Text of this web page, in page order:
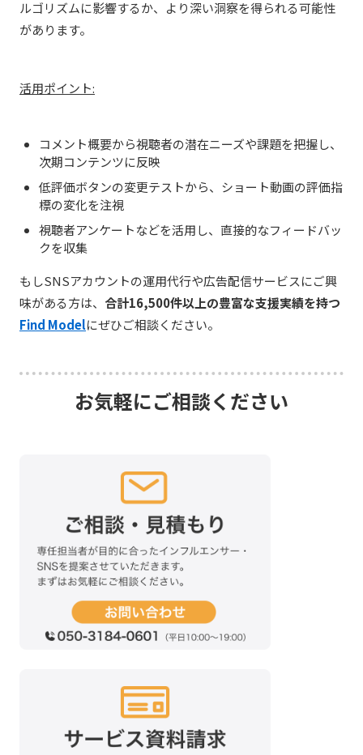
ルゴリズムに影響するか、より深い洞察を得られる可能性
があります。
活用ポイント:
コメント概要から視聴者の潜在ニーズや課題を把握し、
次期コンテンツに反映
低評価ボタンの変更テストから、ショート動画の評価指
標の変化を注視
視聴者アンケートなどを活用し、直接的なフィードバッ
クを収集
もしSNSアカウントの運用代行や広告配信サービスにご興
味がある方は、 合計16,500件以上の豊富な支援実績を持つ
Find Modelにぜひご相談ください。
お気軽にご相談ください